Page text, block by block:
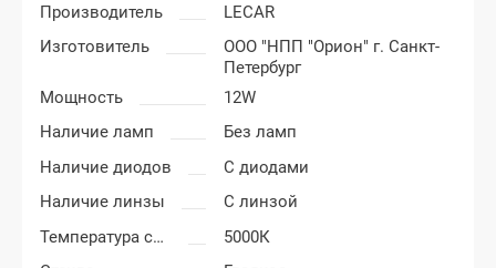
Производитель
LECAR
Изготовитель
ООО "НПП "Орион" г. Санкт-
Петербург
Мощность
12W
Наличие ламп
Без ламп
Наличие диодов
С диодами
Наличие линзы
С линзой
Температура света
5000К